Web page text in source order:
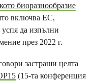
биоразнообразие
включва ЕС,
да изпълни
през 2022 г.
застраши целта
(15-та конференция